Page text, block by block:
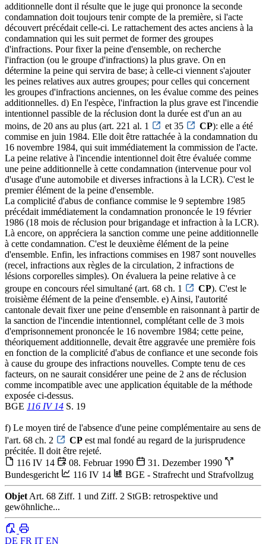
additionnelle dont il résulte que le juge qui prononce la seconde
condamnation doit toujours tenir compte de la première, si l'acte
découvert précédait celle-ci. Le rattachement des actes anciens à la
condamnation qui les suit permet de former des groupes
d'infractions. Pour fixer la peine d'ensemble, on recherche
l'infraction (ou le groupe d'infractions) la plus grave. On en
détermine la peine qui servira de base; à celle-ci viennent s'ajouter
les peines relatives aux autres groupes; pour celles qui concernent
les groupes d'infractions anciennes, on les évalue comme des peines
additionnelles. d) En l'espèce, l'infraction la plus grave est l'incendie
intentionnel passible de la réclusion dont la durée est d'un an au
moins, de 20 ans au plus (art. 221 al. 1
et 35 CP): elle a été
commise en juin 1984. Elle doit être rattachée à la condamnation du
16 novembre 1984, qui suit immédiatement la commission de l'acte.
La peine relative à l'incendie intentionnel doit être évaluée comme
une peine additionnelle à cette condamnation (intervenue pour vol
d'usage d'une automobile et diverses infractions à la LCR). C'est le
premier élément de la peine d'ensemble.
La complicité d'abus de confiance commise le 9 septembre 1985
précédait immédiatement la condamnation prononcée le 19 février
1986 (18 mois de réclusion pour brigandage et infraction à la LCR).
Là encore, on appréciera la sanction comme une peine additionnelle
à cette condamnation. C'est le deuxième élément de la peine
d'ensemble. Enfin, les infractions commises en 1987 sont nouvelles
(recel, infractions aux règles de la circulation, 2 infractions de
lésions corporelles simples). On évaluera la peine relative à ce
groupe en concours réel simultané (art. 68 ch. 1
CP). C'est le
troisième élément de la peine d'ensemble. e) Ainsi, l'autorité
cantonale devait fixer une peine d'ensemble en raisonnant à partir de
la sanction de l'incendie intentionnel, complétant celle de 3 mois
d'emprisonnement prononcée le 16 novembre 1984; cette peine,
théoriquement additionnelle, devait être aggravée une première fois
en fonction de la complicité d'abus de confiance et une seconde fois
à cause du groupe des infractions nouvelles. Compte tenu de ces
facteurs, on ne saurait considérer une peine de 2 ans de réclusion
comme incompatible avec une application équitable de la méthode
exposée ci-dessus.
BGE 116 IV 14 S. 19
f) Le moyen tiré de l'absence d'une peine complémentaire au sens de
l'art. 68 ch. 2
CP est mal fondé au regard de la jurisprudence
précitée. Il doit être rejeté.
116 IV 14
08. Februar 1990
31. Dezember 1990
Bundesgericht
116 IV 14 BGE - Strafrecht und Strafvollzug
Objet Art. 68 Ziff. 1 und Ziff. 2 StGB: retrospektive und
gewöhnliche...
DE FR IT EN